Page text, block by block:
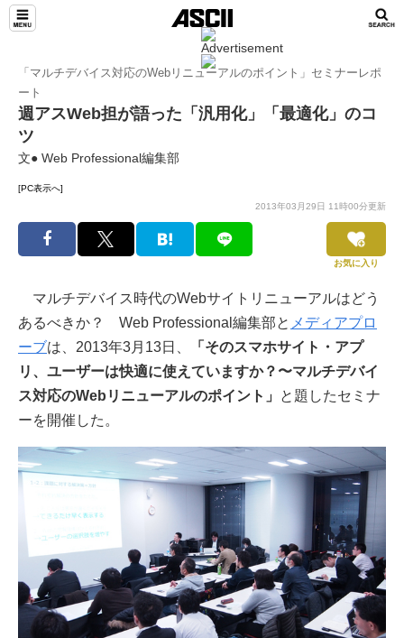
「マルチデバイス対応のWebリニューアルのポイント」セミナーレポ
ート
週アスWeb担が語った「汎用化」「最適化」のコ
ツ
文● Web Professional編集部
[PC表示へ]
2013年03月29日 11時00分更新
お気に入り
マルチデバイス時代のWebサイトリニューアルはどう
あるべきか？ Web Professional編集部と メディアプロ
ーブは、2013年3月13日、
「そのスマホサイト・アプ
リ、ユーザーは快適に使えていますか？〜マルチデバイ
ス対応のWebリニューアルのポイント」
と題したセミナ
ーを開催した。